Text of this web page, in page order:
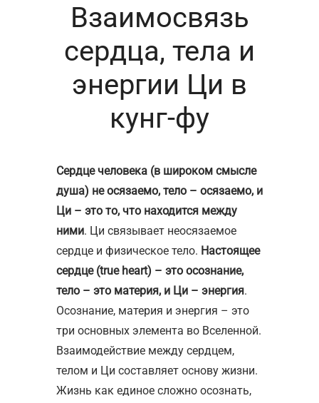
Взаимосвязь
сердца, тела и
энергии Ци в
кунг-фу
Сердце человека (в широком смысле
душа) не осязаемо, тело – осязаемо, и
Ци – это то, что находится между
ними. Ци связывает неосязаемое
сердце и физическое тело. Настоящее
сердце (true heart) – это осознание,
тело – это материя, и Ци – энергия.
Осознание, материя и энергия – это
три основных элемента во Вселенной.
Взаимодействие между сердцем,
телом и Ци составляет основу жизни.
Жизнь как единое сложно осознать,